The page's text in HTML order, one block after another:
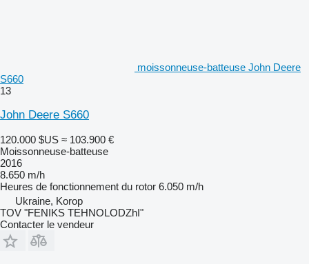
moissonneuse-batteuse John Deere
S660
13
John Deere S660
120.000 $US ≈ 103.900 €
Moissonneuse-batteuse
2016
8.650 m/h
Heures de fonctionnement du rotor 6.050 m/h
Ukraine, Korop
TOV "FENIKS TEHNOLODZhI"
Contacter le vendeur